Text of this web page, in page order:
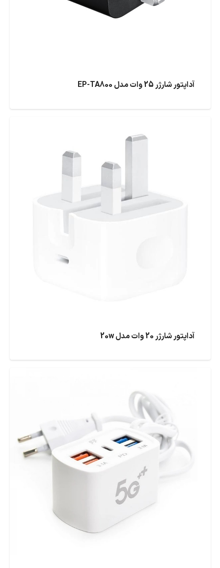
آداپتور شارژر 25 وات مدل EP-TA800
آداپتور شارژر 20 وات مدل 20w